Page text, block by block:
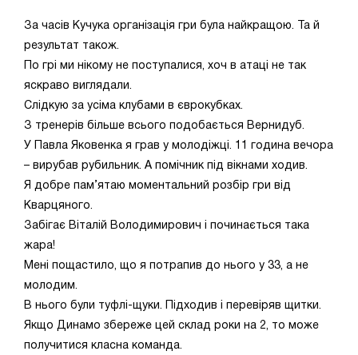
За часів Кучука організація гри була найкращою. Та й
результат також.
По грі ми нікому не поступалися, хоч в атаці не так
яскраво виглядали.
Слідкую за усіма клубами в єврокубках.
З тренерів більше всього подобається Вернидуб.
У Павла Яковенка я грав у молодіжці. 11 година вечора
– вирубав рубильник. А помічник під вікнами ходив.
Я добре пам’ятаю моментальний розбір гри від
Кварцяного.
Забігає Віталій Володимирович і починається така
жара!
Мені пощастило, що я потрапив до нього у 33, а не
молодим.
В нього були туфлі-щуки. Підходив і перевіряв щитки.
Якщо Динамо збереже цей склад роки на 2, то може
получитися класна команда.